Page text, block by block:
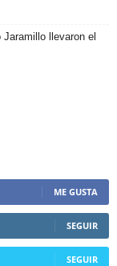
llevaron el
ME GUSTA
SEGUIR
SEGUIR